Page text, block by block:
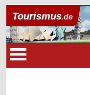
Tourismus.de